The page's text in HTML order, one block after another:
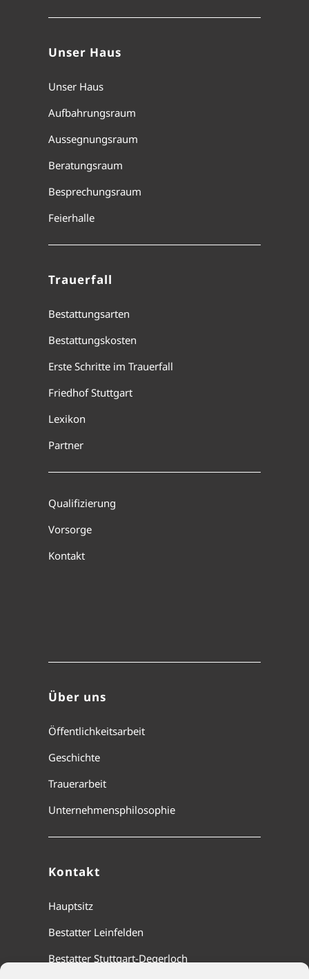
Unser Haus
Unser Haus
Aufbahrungsraum
Aussegnungsraum
Beratungsraum
Besprechungsraum
Feierhalle
Trauerfall
Bestattungsarten
Bestattungskosten
Erste Schritte im Trauerfall
Friedhof Stuttgart
Lexikon
Partner
Qualifizierung
Vorsorge
Kontakt
Über uns
Öffentlichkeitsarbeit
Geschichte
Trauerarbeit
Unternehmensphilosophie
Kontakt
Hauptsitz
Bestatter Leinfelden
Bestatter Stuttgart-Degerloch